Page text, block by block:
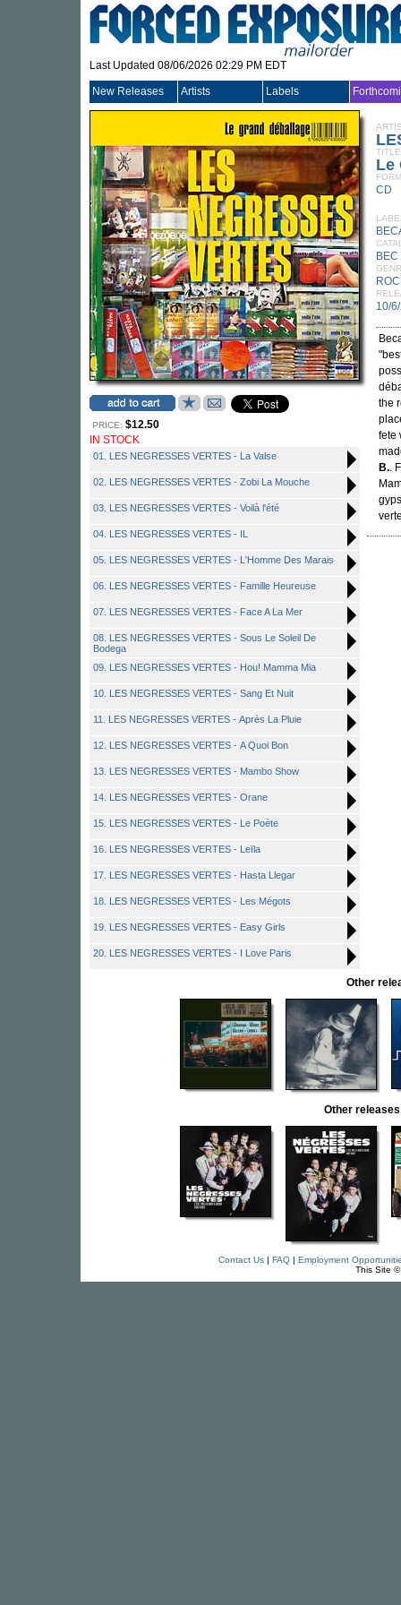
Last Updated 08/06/2026 02:29 PM EDT
New Releases Artists Labels
PRICE: $12.50
IN STOCK
01. LES NEGRESSES VERTES - La Valse
02. LES NEGRESSES VERTES - Zobi La Mouche
03. LES NEGRESSES VERTES - Voilà l'été
04. LES NEGRESSES VERTES - IL
05. LES NEGRESSES VERTES - L'Homme Des Marais
06. LES NEGRESSES VERTES - Famille Heureuse
07. LES NEGRESSES VERTES - Face A La Mer
08. LES NEGRESSES VERTES - Sous Le Soleil De
Bodega
09. LES NEGRESSES VERTES - Hou! Mamma Mia
10. LES NEGRESSES VERTES - Sang Et Nuit
11. LES NEGRESSES VERTES - Après La Pluie
12. LES NEGRESSES VERTES - A Quoi Bon
13. LES NEGRESSES VERTES - Mambo Show
14. LES NEGRESSES VERTES - Orane
15. LES NEGRESSES VERTES - Le Poète
16. LES NEGRESSES VERTES - Leïla
17. LES NEGRESSES VERTES - Hasta Llegar
18. LES NEGRESSES VERTES - Les Mégots
19. LES NEGRESSES VERTES - Easy Girls
20. LES NEGRESSES VERTES - I Love Paris
TITLE
Le
CD
10/
the
fete
B..
Other
Other releases
Contact Us| FAQ| Employment
This Site